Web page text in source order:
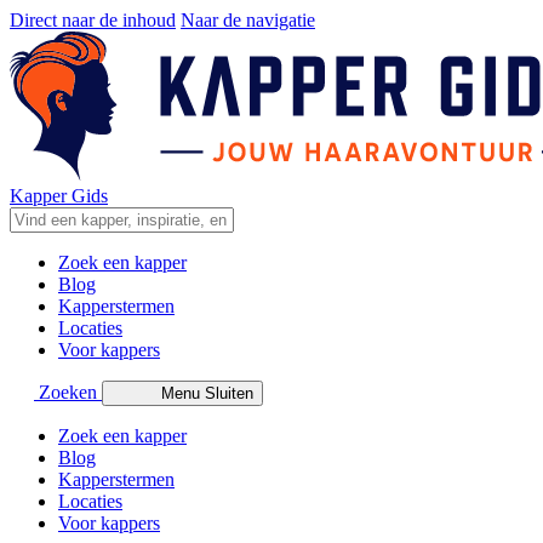
Direct naar de inhoud Naar de navigatie
Kapper Gids
Zoek een kapper
Blog
Kapperstermen
Locaties
Voor kappers
Zoeken Menu Sluiten
Zoek een kapper
Blog
Kapperstermen
Locaties
Voor kappers